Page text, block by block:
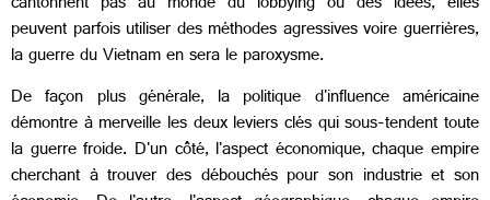
peuvent parfois utiliser des méthodes agressives voire guerrières,
la guerre du Vietnam en sera le paroxysme.
De façon plus générale, la politique d'influence américaine
démontre à merveille les deux leviers clés qui sous-tendent toute
la guerre froide. D'un côté, l'aspect économique, chaque empire
cherchant à trouver des débouchés pour son industrie et son